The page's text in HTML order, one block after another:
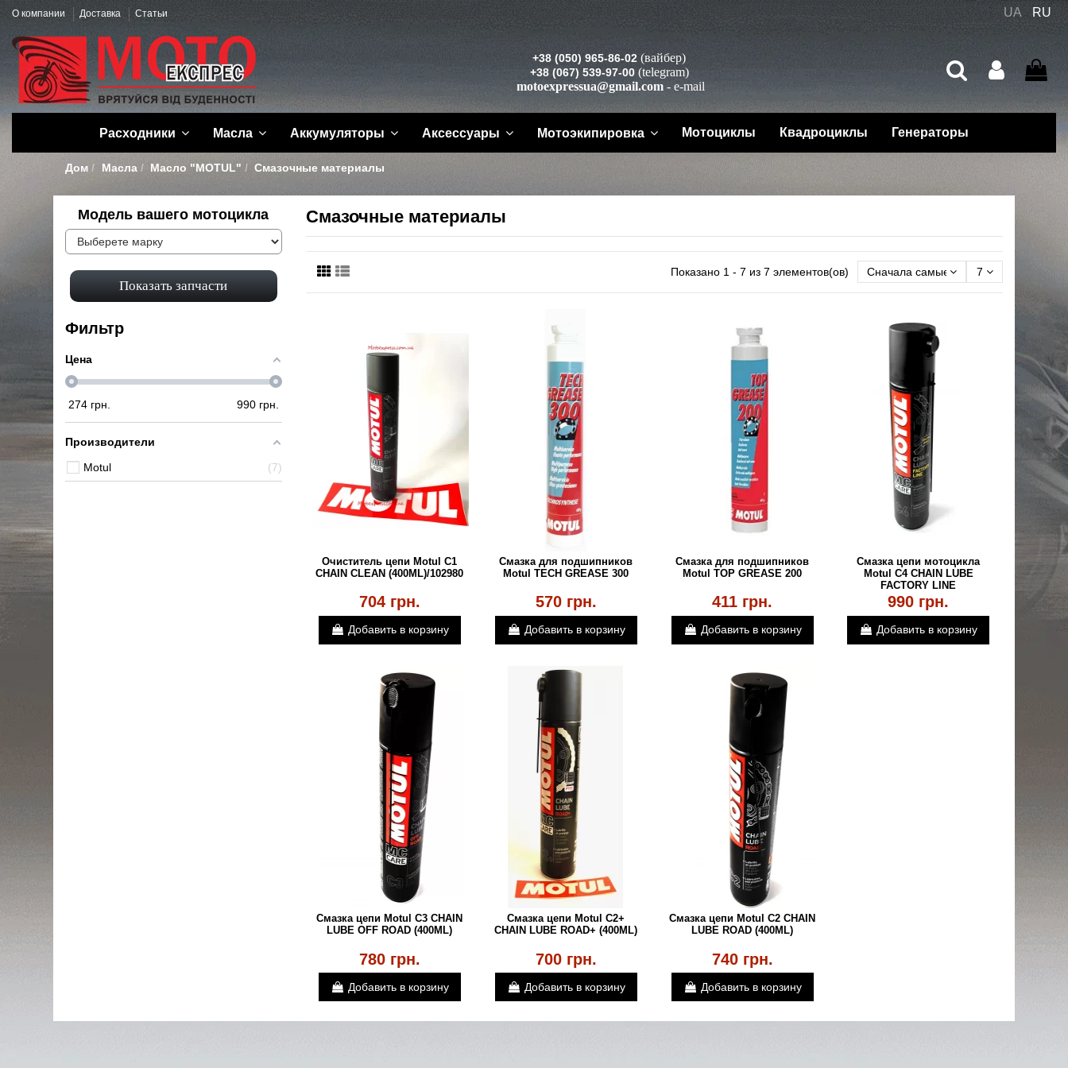
О компании Доставка Статьи UA RU
+38 (050) 965-86-02 (вайбер)
+38 (067) 539-97-00 (telegram)
motoexpressua@gmail.com - e-mail
Расходники Масла Аккумуляторы Аксессуары Мотоэкипировка Мотоциклы Квадроциклы Генераторы
Дом Масла Масло "MOTUL" Смазочные материалы
Смазочные материалы
Показано 1 - 7 из 7 элементов(ов) Сначала самые новые
7
Очиститель цепи Motul C1
CHAIN CLEAN (400ML)/102980
704 грн.
Добавить в корзину
Смазка для подшипников
Motul TECH GREASE 300
570 грн.
Добавить в корзину
Cмазка для подшипников
Motul TOP GREASE 200
411 грн.
Добавить в корзину
Смазка цепи мотоцикла
Motul C4 CHAIN LUBE
FACTORY LINE
990 грн.
Добавить в корзину
Смазка цепи Motul C3 CHAIN
LUBE OFF ROAD (400ML)
780 грн.
Добавить в корзину
Смазка цепи Motul С2+
CHAIN LUBE ROAD+ (400ML)
700 грн.
Добавить в корзину
Смазка цепи Motul C2 CHAIN
LUBE ROAD (400ML)
740 грн.
Добавить в корзину
Модель вашего мотоцикла
Фильтр
Цена
274 грн. 990грн.
Производители
Motul
7